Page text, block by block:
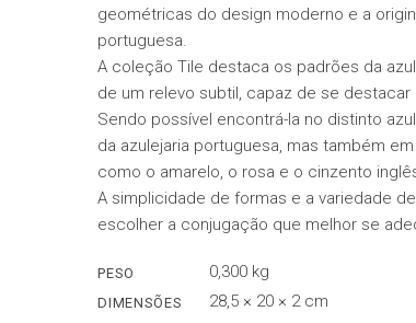
geométricas do design moderno e a
portuguesa.
A coleção Tile destaca os padrões da
de um relevo subtil, capaz de se
Sendo possível encontrá-la no distinto
da azulejaria portuguesa, mas também
como o amarelo, o rosa e o cinzento
A simplicidade de formas e a variedade
escolher a conjugação que melhor se
PESO 0,300 kg
DIMENSÕES
28,5 × 20 × 2 cm